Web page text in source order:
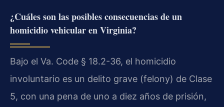
¿Cuáles son las posibles consecuencias de un
homicidio vehicular en Virginia?
Bajo el Va. Code § 18.2-36, el homicidio
involuntario es un delito grave (felony) de Clase
5, con una pena de uno a diez años de prisión,